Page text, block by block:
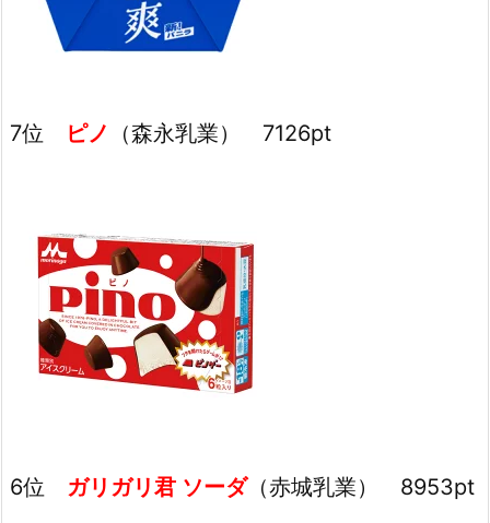
7位 ピノ （森永乳業） 7126pt
6位 ガリガリ君 ソーダ（赤城乳業） 8953pt